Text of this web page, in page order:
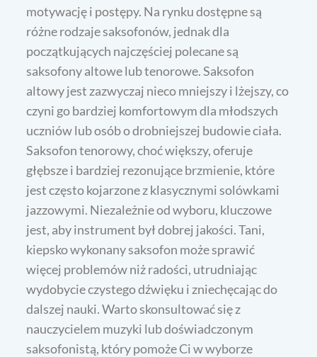
motywację i postępy. Na rynku dostępne są
różne rodzaje saksofonów, jednak dla
początkujących najczęściej polecane są
saksofony altowe lub tenorowe. Saksofon
altowy jest zazwyczaj nieco mniejszy i lżejszy, co
czyni go bardziej komfortowym dla młodszych
uczniów lub osób o drobniejszej budowie ciała.
Saksofon tenorowy, choć większy, oferuje
głębsze i bardziej rezonujące brzmienie, które
jest często kojarzone z klasycznymi solówkami
jazzowymi. Niezależnie od wyboru, kluczowe
jest, aby instrument był dobrej jakości. Tani,
kiepsko wykonany saksofon może sprawić
więcej problemów niż radości, utrudniając
wydobycie czystego dźwięku i zniechęcając do
dalszej nauki. Warto skonsultować się z
nauczycielem muzyki lub doświadczonym
saksofonistą, który pomoże Ci w wyborze